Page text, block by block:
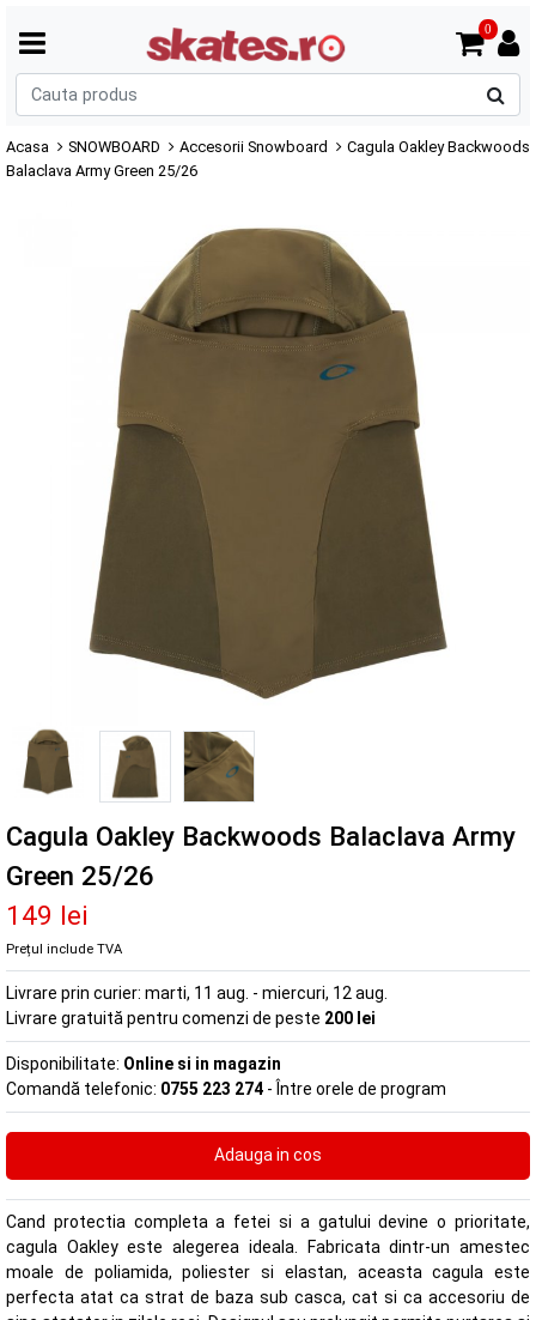
0
Acasa SNOWBOARD Accesorii Snowboard
Cagula Oakley Backwoods
Balaclava Army Green 25/26
Cagula Oakley Backwoods Balaclava Army
Green 25/26
149 lei
Prețul include TVA
Livrare prin curier: marti, 11 aug. - miercuri, 12 aug.
Livrare gratuită pentru comenzi de peste 200 lei
Disponibilitate: Online si in magazin
Comandă telefonic: 0755 223 274 - Între orele de program
Cand protectia completa a fetei si a gatului devine o prioritate,
cagula Oakley este alegerea ideala. Fabricata dintr-un amestec
moale de poliamida, poliester si elastan, aceasta cagula este
perfecta atat ca strat de baza sub casca, cat si ca accesoriu de